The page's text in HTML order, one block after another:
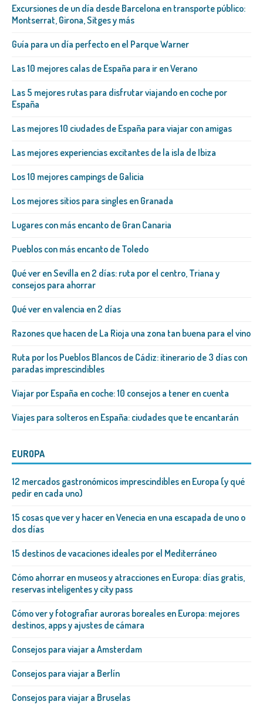
Excursiones de un día desde Barcelona en transporte público:
Montserrat, Girona, Sitges y más
Guía para un día perfecto en el Parque Warner
Las 10 mejores calas de España para ir en Verano
Las 5 mejores rutas para disfrutar viajando en coche por
España
Las mejores 10 ciudades de España para viajar con amigas
Las mejores experiencias excitantes de la isla de Ibiza
Los 10 mejores campings de Galicia
Los mejores sitios para singles en Granada
Lugares con más encanto de Gran Canaria
Pueblos con más encanto de Toledo
Qué ver en Sevilla en 2 días: ruta por el centro, Triana y
consejos para ahorrar
Qué ver en valencia en 2 días
Razones que hacen de La Rioja una zona tan buena para el vino
Ruta por los Pueblos Blancos de Cádiz: itinerario de 3 días con
paradas imprescindibles
Viajar por España en coche: 10 consejos a tener en cuenta
Viajes para solteros en España: ciudades que te encantarán
EUROPA
12 mercados gastronómicos imprescindibles en Europa (y qué
pedir en cada uno)
15 cosas que ver y hacer en Venecia en una escapada de uno o
dos días
15 destinos de vacaciones ideales por el Mediterráneo
Cómo ahorrar en museos y atracciones en Europa: días gratis,
reservas inteligentes y city pass
Cómo ver y fotografiar auroras boreales en Europa: mejores
destinos, apps y ajustes de cámara
Consejos para viajar a Amsterdam
Consejos para viajar a Berlín
Consejos para viajar a Bruselas